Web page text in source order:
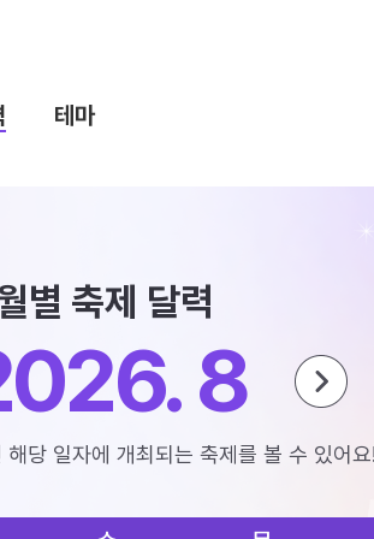
테마
별 축제 달력
8
해당 일자에 개최되는 축제를 볼 수 있어